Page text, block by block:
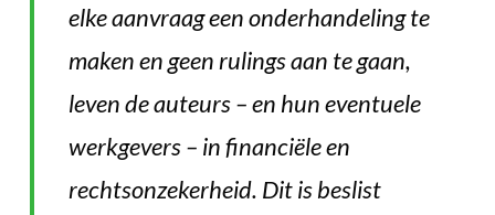
elke aanvraag een onderhandeling te
maken en geen rulings aan te gaan,
leven de auteurs – en hun eventuele
werkgevers – in financiële en
rechtsonzekerheid. Dit is beslist